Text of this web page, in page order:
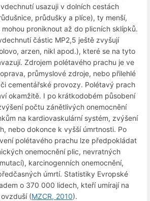
usazuji v dolních cestách
průdušky a plíce), ty menší,
proniknout až do plicních sklípků.
částic MP2,5 ještě zvyšují
arzen, nikl apod.), které se na tyto
Zdrojem polétavého prachu je ve
průmyslové zdroje, nebo přilehlé
cementářské provozy. Polétavý prach
okamžitě. I po krátkodobém působení
počtu zánětlivých onemocnění
na kardiovaskulární systém, zvýšení
nebo dokonce k vyšší úmrtnosti. Po
polétavého prachu lze předpokládat
onemocnění plic, nevratných
karcinogenních onemocnění,
úmrtí. Statistiky Evropské
o 370 000 lidech, kteří umírají na
(MZCR, 2010).